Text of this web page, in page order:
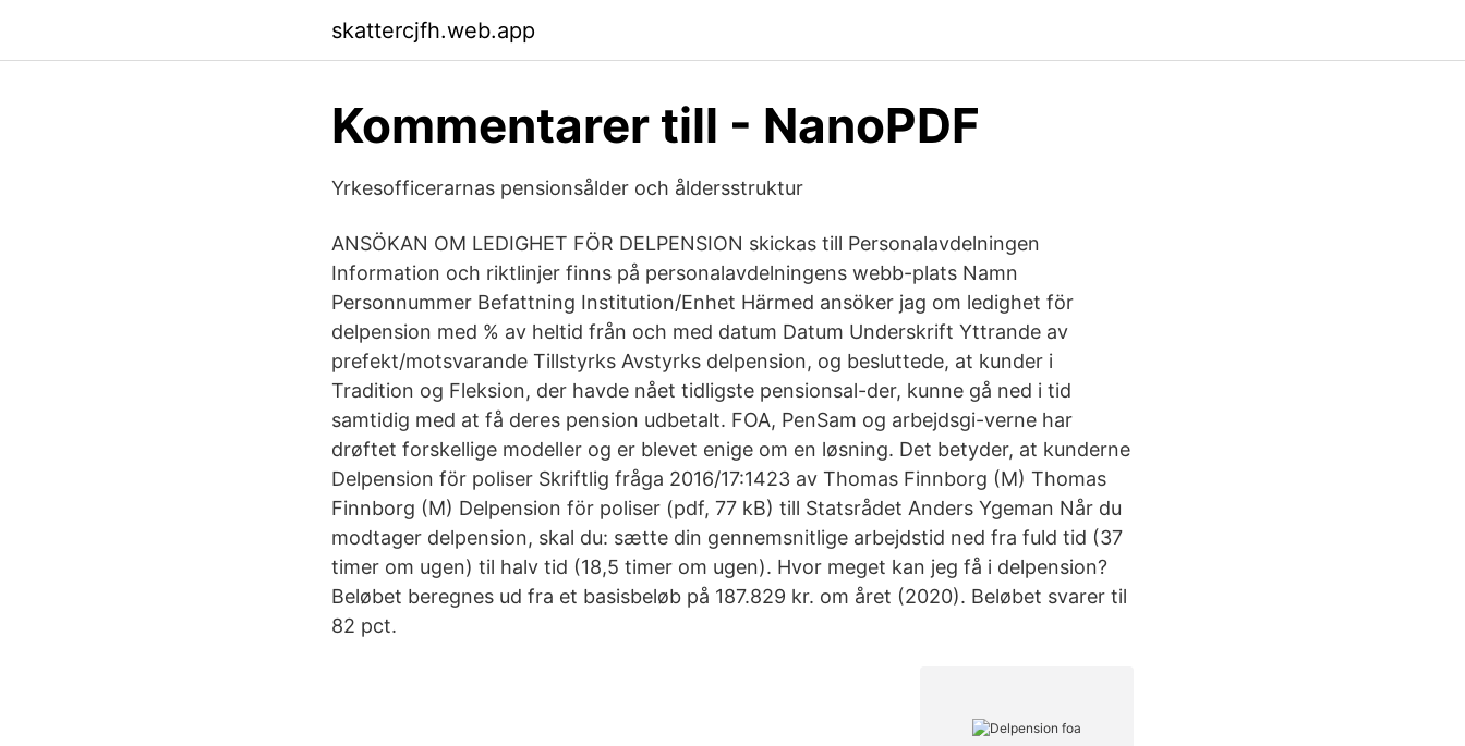
skattercjfh.web.app
Kommentarer till - NanoPDF
Yrkesofficerarnas pensionsålder och åldersstruktur
ANSÖKAN OM LEDIGHET FÖR DELPENSION skickas till Personalavdelningen
Information och riktlinjer finns på personalavdelningens webb-plats Namn
Personnummer Befattning Institution/Enhet Härmed ansöker jag om ledighet för
delpension med % av heltid från och med datum Datum Underskrift Yttrande av
prefekt/motsvarande Tillstyrks Avstyrks delpension, og besluttede, at kunder i
Tradition og Fleksion, der havde nået tidligste pensionsal-der, kunne gå ned i tid
samtidig med at få deres pension udbetalt. FOA, PenSam og arbejdsgi-verne har
drøftet forskellige modeller og er blevet enige om en løsning. Det betyder, at kunderne
Delpension för poliser Skriftlig fråga 2016/17:1423 av Thomas Finnborg (M) Thomas
Finnborg (M) Delpension för poliser (pdf, 77 kB) till Statsrådet Anders Ygeman Når du
modtager delpension, skal du: sætte din gennemsnitlige arbejdstid ned fra fuld tid (37
timer om ugen) til halv tid (18,5 timer om ugen). Hvor meget kan jeg få i delpension?
Beløbet beregnes ud fra et basisbeløb på 187.829 kr. om året (2020). Beløbet svarer til
82 pct.